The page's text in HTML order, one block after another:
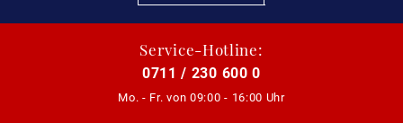
Service-Hotline:
0711 / 230 600 0
Mo. - Fr. von 09:00 - 16:00 Uhr